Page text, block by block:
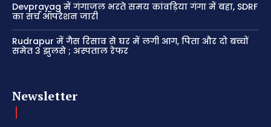
Devprayag में गंगाजल भरते समय कांवड़िया गंगा में बहा, SDRF
का सर्च ऑपरेशन जारी
Rudrapur में गैस रिसाव से घर में लगी आग, पिता और दो बच्चों
समेत 3 झुलसे ; अस्पताल रेफर
Newsletter